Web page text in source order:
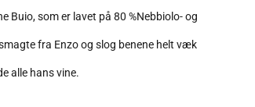
Buio, som er lavet på 80 %Nebbiolo- og
fra Enzo og slog benene helt væk
alle hans vine.